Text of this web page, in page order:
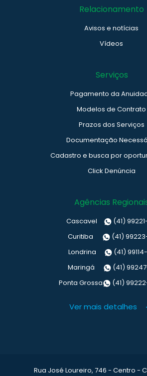
Relacionamento
Avisos e notícias
Vídeos
Serviços
Pagamento da
Modelos de Contrato
Prazos dos Serviços
Documentação
Cadastro e busca por
Click Denúncia
Agências
Cascavel
(41)
Curitiba
(41)
Londrina
(41)
Maringá
(41)
Ponta Grossa
(41)
Ver mais detalhes
Rua José Loureiro, 746 - Centro -